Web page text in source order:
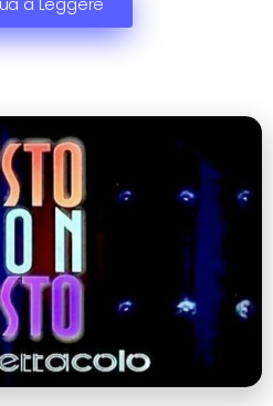
a Leggere